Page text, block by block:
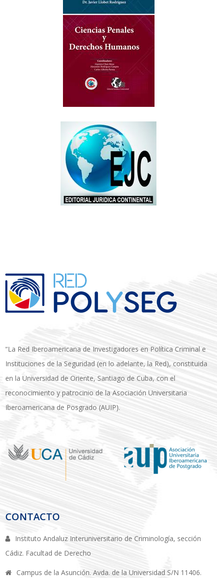
“La Red Iberoamericana de Investigadores en Política Criminal e
Instituciones de la Seguridad (en lo adelante, la Red), constituida
en la Universidad de Oriente, Santiago de Cuba, con el
reconocimiento y patrocinio de la Asociación Universitaria
Iberoamericana de Posgrado (AUIP).
CONTACTO
Instituto Andaluz Interuniversitario de Criminología, sección
Cádiz. Facultad de Derecho
Campus de la Asunción. Avda. de la Universidad S/N 11406.